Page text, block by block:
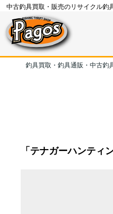
中古釣具買取・販売のリサイクル釣
釣具買取・釣具通販・中古釣
「テナガーハンテ